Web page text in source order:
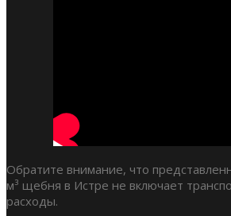
Обратите внимание, что
м³ щебня в Истре не включает
расходы.